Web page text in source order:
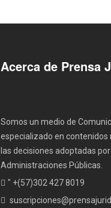
Acerca de Prensa
Somos un medio de
especializado en
las decisiones adoptadas
Administraciones Públicas.
" +(57)302 427 8019